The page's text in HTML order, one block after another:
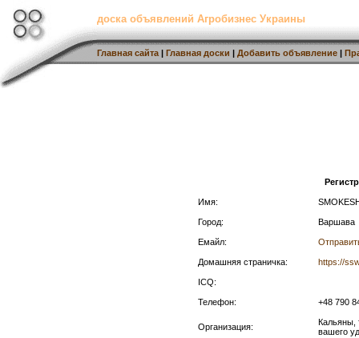
доска объявлений Агробизнес Украины
Главная сайта | Главная доски | Добавить объявление |
Имя:
Город: Варшава
Емайл:
Домашняя страничка: https://
ICQ:
Телефон: +48 790
Организация:
Кальяны,
вашего